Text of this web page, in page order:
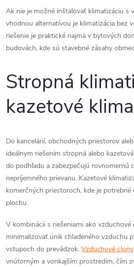
p
i
u
Ak nie je možné inštalovať klimatizáciu s
vhodnou alternatívou je klimatizácia bez
riešenie je praktické najmä v bytových
budovách, kde sú stavebné zásahy
Stropná
kazetové
Do kancelárií, obchodných priestorov
ideálnym riešením stropná alebo
do podhľadu a zabezpečujú rovnomernú
nepríjemného prievanu. Kazetové
komerčných priestoroch, kde je
plochu.
V kombinácii s riešeniami ako vzduchové
minimalizovať únik chladeného vzduchu
vstupoch do prevádzok. Vzduchové clony
vnútorným a vonkajším prostredím, čím